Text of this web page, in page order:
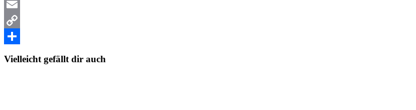
WhatsApp
Email
Copy
Vielleicht gefällt dir auch